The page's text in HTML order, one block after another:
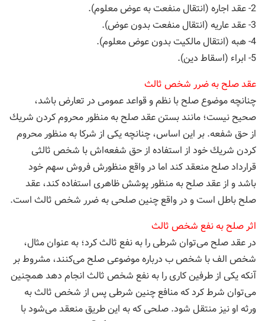
2- عقد اجاره (انتقال منفعت به عوض معلوم).
3- عقد عاریه (انتقال منفعت بدون عوض).
4- هبه (انتقال مالكیت بدون عوض معلوم).
5- ابراء (اسقاط دین).
عقد صلح به ضرر شخص ثالث
چنانچه موضوع صلح با نظم و قواعد عمومی در تعارض باشد،
صحیح نیست؛ مانند بستن عقد صلح به منظور محروم كردن شریك
از حق شفعه. بر این اساس، چنانچه یكی از شركا به منظور محروم
كردن شریك خود از استفاده از حق شفعه‌اش با شخص ثالثی
قرارداد صلح منعقد کند اما در واقع منظورش فروش سهم خود
باشد و از عقد صلح به منظور پوشش ظاهری استفاده كند، عقد
صلح باطل است و در واقع چنین صلحی به ضرر شخص ثالث است.
اثر صلح به نفع شخص ثالث
در عقد صلح می‌توان شرطی را به نفع ثالث كرد؛ به عنوان مثال،
شخص الف با شخص ب درباره موضوعی صلح می‌كنند، مشروط بر
آنكه یكی از طرفین كاری را به نفع شخص ثالث انجام دهد همچنین
می‌توان شرط كرد كه منافع چنین شرطی پس از شخص ثالث به
ورثه او نیز منتقل شود. صلحی كه به این طریق منعقد می‌شود با